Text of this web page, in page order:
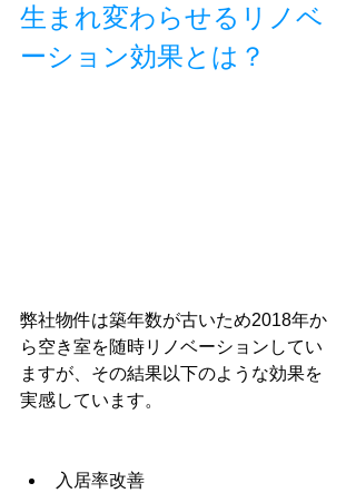
生まれ変わらせるリノベ
ーション効果とは？
弊社物件は築年数が古いため2018年か
ら空き室を随時リノベーションしてい
ますが、その結果以下のような効果を
実感しています。
入居率改善